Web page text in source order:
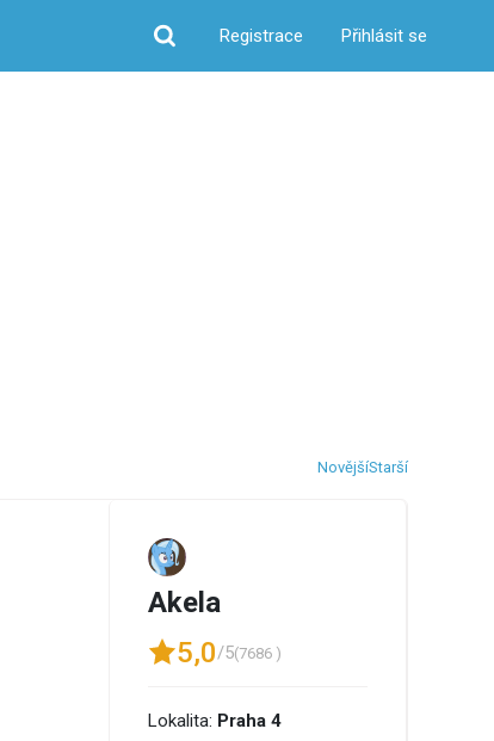
Hledat
Registrace Přihlásit se
NovějšíStarší
Akela
5,0/5(7686 )
Lokalita: Praha 4